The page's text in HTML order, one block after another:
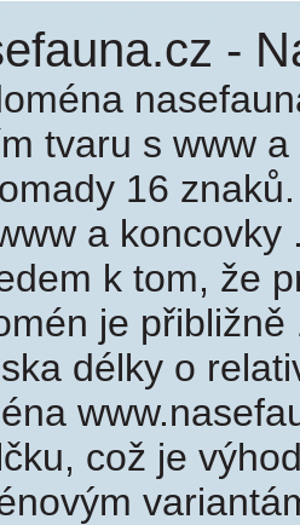
-
tvaru s www
16
a
k tom, že
je
délky o
což je